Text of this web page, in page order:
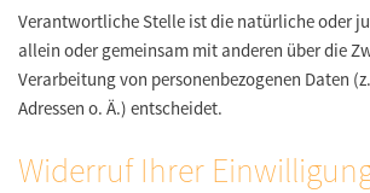
Verantwortliche Stelle ist die natürliche oder
allein oder gemeinsam mit anderen über die
Verarbeitung von personenbezogenen Daten
Adressen o. Ä.) entscheidet.
Widerruf Ihrer